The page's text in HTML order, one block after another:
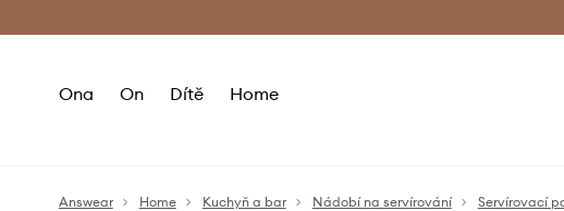
Doručení a vrácení
Ona On Dítě Home
Answear Home Kuchyň a bar Nádobí na servírování Servírovací